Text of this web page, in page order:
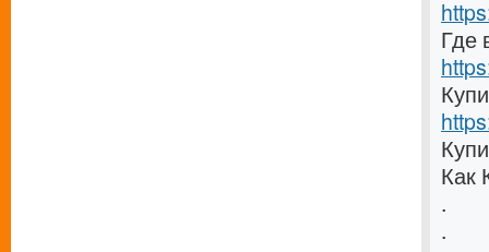
Где
Как
.
.